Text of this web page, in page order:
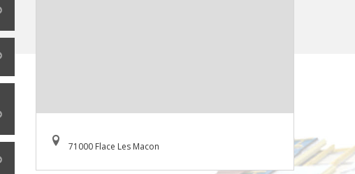
71000 Flace Les Macon